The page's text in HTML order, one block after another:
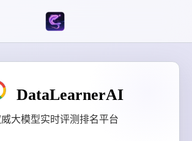
DataLearnerAI
大模型实时评测排名平台